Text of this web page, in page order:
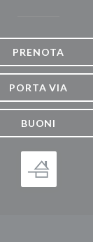
PRENOTA
PORTA VIA
BUONI